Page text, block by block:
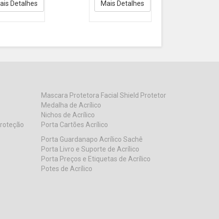
Detalhes Mais Detalhes
Mascara Protetora Facial Shield Protetor
Medalha de Acrílico
Nichos de Acrílico
Porta Cartões Acrílico
Porta Guardanapo Acrílico Sachê
Porta Livro e Suporte de Acrílico
Porta Preços e Etiquetas de Acrílico
Potes de Acrílico